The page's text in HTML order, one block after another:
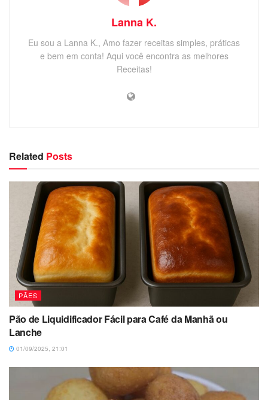
Lanna K.
Eu sou a Lanna K., Amo fazer receitas simples, práticas
e bem em conta! Aqui você encontra as melhores
Receitas!
Related Posts
PÃES
Pão de Liquidificador Fácil para Café da Manhã ou
Lanche
01/09/2025, 21:01